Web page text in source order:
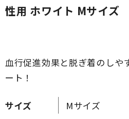
性用 ホワイト Mサイズ
血行促進効果と脱ぎ着のしや
ート！
サイズ
Mサイズ